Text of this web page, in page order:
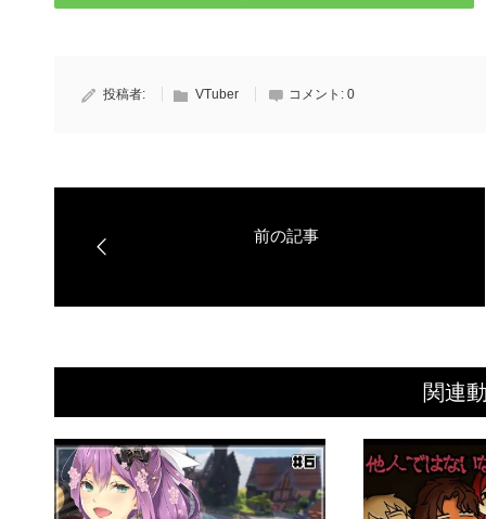
投稿者: VTuber コメント: 0
関連